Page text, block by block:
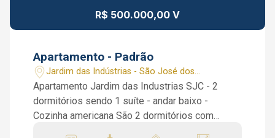
R$ 500.000,00 V
Apartamento - Padrão
Jardim das Indústrias - São José dos
Campos/SP
Apartamento Jardim das Industrias SJC - 2
dormitórios sendo 1 suíte - andar baixo -
Cozinha americana São 2 dormitórios com